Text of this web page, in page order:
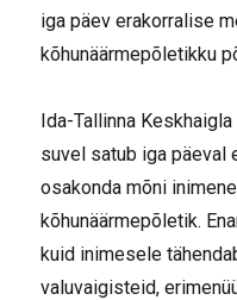
iga päev erakorralise
kõhunäärmepõletikku
Ida-Tallinna
suvel satub iga päeval
osakonda mõni
kõhunäärme­põletik.
kuid inimesele
valuvaigisteid,